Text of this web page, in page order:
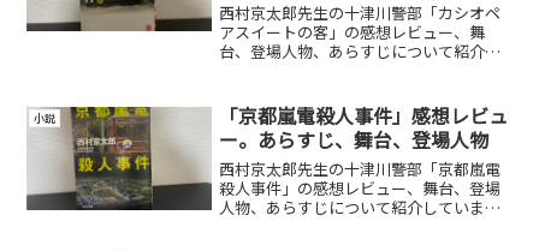
西村京太郎先生の十津川警部「カシオペ
アスイートの客」の感想レビュー、舞
台、登場人物、あらすじについて紹介し
小説
「京都嵐電殺人事件」感想レビュ
ー。あらすじ、舞台、登場人物
西村京太郎先生の十津川警部「京都嵐電
殺人事件」の感想レビュー、舞台、登場
人物、あらすじについて紹介していま